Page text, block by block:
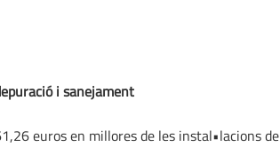
i sanejament
euros en millores de les instal•lacions de